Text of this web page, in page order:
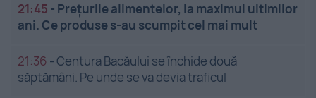
21:45 - Prețurile alimentelor, la maximul ultimilor
ani. Ce produse s-au scumpit cel mai mult
21:36 -Centura Bacăului se închide două
săptămâni. Pe unde se va devia traficul